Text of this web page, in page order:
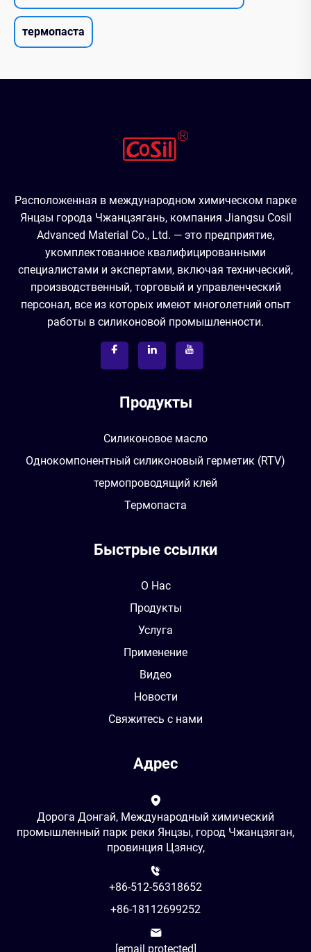
термопаста
Расположенная в международном химическом парке
Янцзы города Чжанцзягань, компания Jiangsu Cosil
Advanced Material Co., Ltd. — это предприятие,
укомплектованное квалифицированными
специалистами и экспертами, включая технический,
производственный, торговый и управленческий
персонал, все из которых имеют многолетний опыт
работы в силиконовой промышленности.
Продукты
Силиконовое масло
Однокомпонентный силиконовый герметик (RTV)
термопроводящий клей
Термопаста
Быстрые ссылки
О Нас
Продукты
Услуга
Применение
Видео
Новости
Свяжитесь с нами
Адрес
Дорога Донгай, Международный химический
промышленный парк реки Янцзы, город Чжанцзяган,
провинция Цзянсу,
+86-512-56318652
+86-18112699252
[email protected]